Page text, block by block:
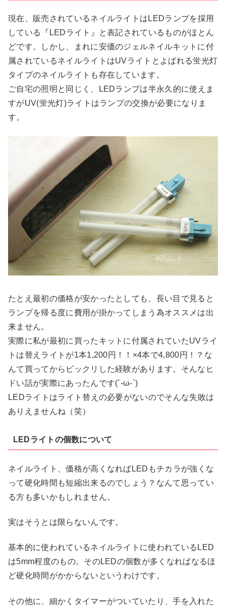
現在、販売されているネイルライトはLEDランプを採用
している『LEDライト』と表記されているものがほとん
どです。しかし、まれに安価のジェルネイルキットに付
属されているネイルライトはUVライトとよばれる蛍光灯
タイプのネイルライトも存在しています。
ご自宅の照明と同じく、LEDランプは半永久的に使えま
すがUV(蛍光灯)ライトはランプの交換が必要になりま
す。
たとえ最初の価格が安かったとしても、長い目で見ると
ランプを帰る度に費用が掛かってしまう為オススメは出
来ません。
実際に私が最初に買ったキットに付属されていたUVライ
トは替えライトが1本1,200円！！×4本で4,800円！？な
んて買ってからビックリした経験があります。そんなヒ
ドい話が実際にあったんです(´-ω-`)
LEDライトはライト替えの必要がないのでそんな失敗は
ありえませんね（笑）
LEDライトの個数について
ネイルライト、価格が高くなればLEDもチカラが強くな
って硬化時間も短縮出来るのでしょう？なんて思ってい
る方も多いかもしれません。
実はそうとは限らないんです。
基本的に使われているネイルライトに使われているLED
は5mm程度のもの。そのLEDの個数が多くなればなるほ
ど硬化時間がかからないというわけです。
その他に、細かくタイマーがついていたり、手を入れた